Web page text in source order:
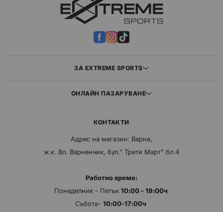
ЗА EXTREME SPORTS
ОНЛАЙН ПАЗАРУВАНЕ
КОНТАКТИ
Адрес на магазин: Варна,
ж.к. Вл. Варненчик, бул." Трети Март" бл.4
Работно време:
Понеделник - Петък 10:00 - 19:00ч
Събота- 10:00-17:00ч